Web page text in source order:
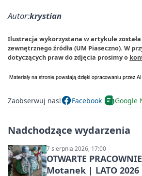
Autor:krystian
Ilustracja wykorzystana w artykule
zewnętrznego źródła (UM Piaseczno). W
dotyczących praw do zdjęcia prosimy o
Zaobserwuj nas! Facebook Google
Nadchodzące wydarzenia
7 sierpnia 2026, 17:00
OTWARTE
Motanek | LATO 2026